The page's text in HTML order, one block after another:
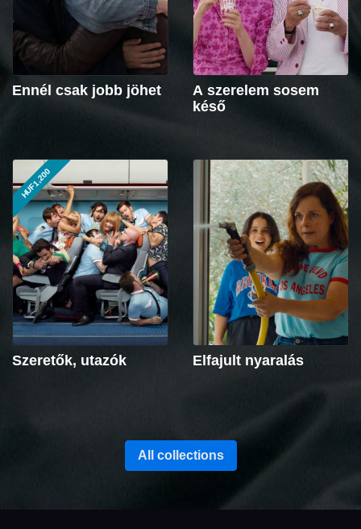
Ennél csak jobb jöhet
A szerelem sosem
késő
HUF1,200
Szeretők, utazók Elfajult nyaralás
All collections